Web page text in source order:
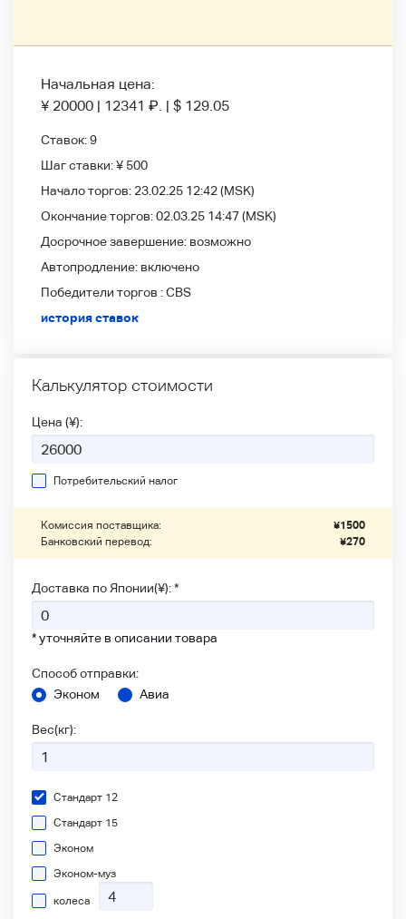
Начальная цена:
¥ 20000 | 12341 ₽. | $ 129.05
Ставок:9
Шаг ставки:¥ 500
Начало торгов: 23.02.25 12:42(MSK)
Окончание торгов:02.03.25 14:47(MSK)
Досрочное завершение: возможно
Автопродление: включено
Победители
торгов :CBS
история ставок
Калькулятор стоимости
Цена (¥):
Потребительский налог
Комиссия поставщика: ¥1500
Банковский перевод:
¥270
Доставка по Японии(¥): *
* уточняйте в описании товара
Способ отправки:
Эконом
Авиа
Вес(кг):
Стандарт 12
Стандарт 15
Эконом
Эконом-муз
колеса